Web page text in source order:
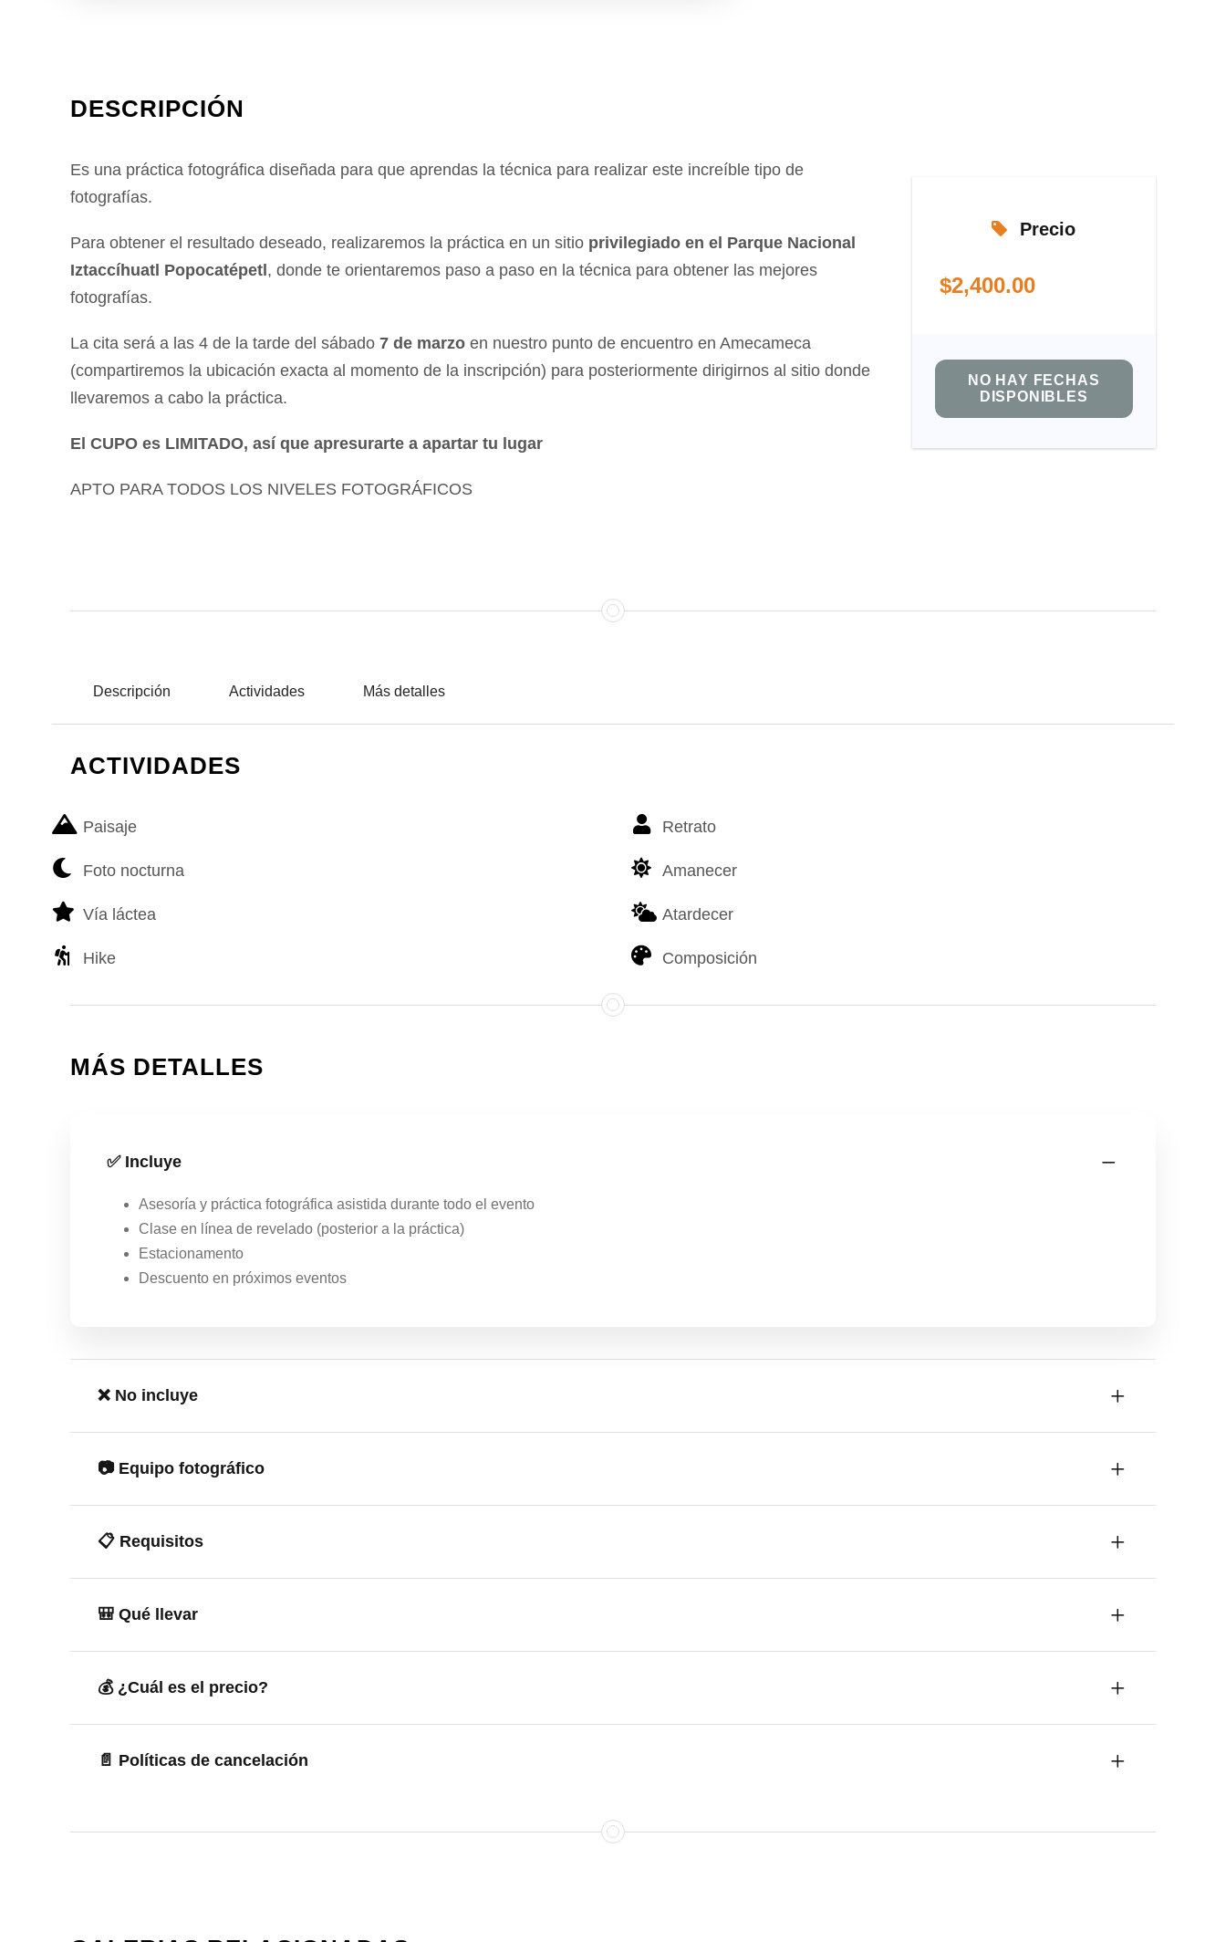
DESCRIPCIÓN
Es una práctica fotográfica diseñada para que aprendas la técnica para realizar este increíble tipo de
fotografías.
Para obtener el resultado deseado, realizaremos la práctica en un sitio privilegiado en el Parque Nacional
Iztaccíhuatl Popocatépetl, donde te orientaremos paso a paso en la técnica para obtener las mejores
fotografías.
La cita será a las 4 de la tarde del sábado 7 de marzo en nuestro punto de encuentro en Amecameca
(compartiremos la ubicación exacta al momento de la inscripción) para posteriormente dirigirnos al sitio donde
llevaremos a cabo la práctica.
El CUPO es LIMITADO, así que apresurarte a apartar tu lugar
APTO PARA TODOS LOS NIVELES FOTOGRÁFICOS
Precio
$2,400.00
NO HAY FECHAS
DISPONIBLES
Descripción Actividades Más detalles
ACTIVIDADES
Paisaje
Foto nocturna
Vía láctea
Hike
Retrato
Amanecer
Atardecer
Composición
MÁS DETALLES
✅ Incluye
Asesoría y práctica fotográfica asistida durante todo el evento
Clase en línea de revelado (posterior a la práctica)
Estacionamento
Descuento en próximos eventos
❌ No incluye
📷 Equipo fotográfico
📋 Requisitos
🎒 Qué llevar
💰 ¿Cuál es el precio?
📄 Políticas de cancelación